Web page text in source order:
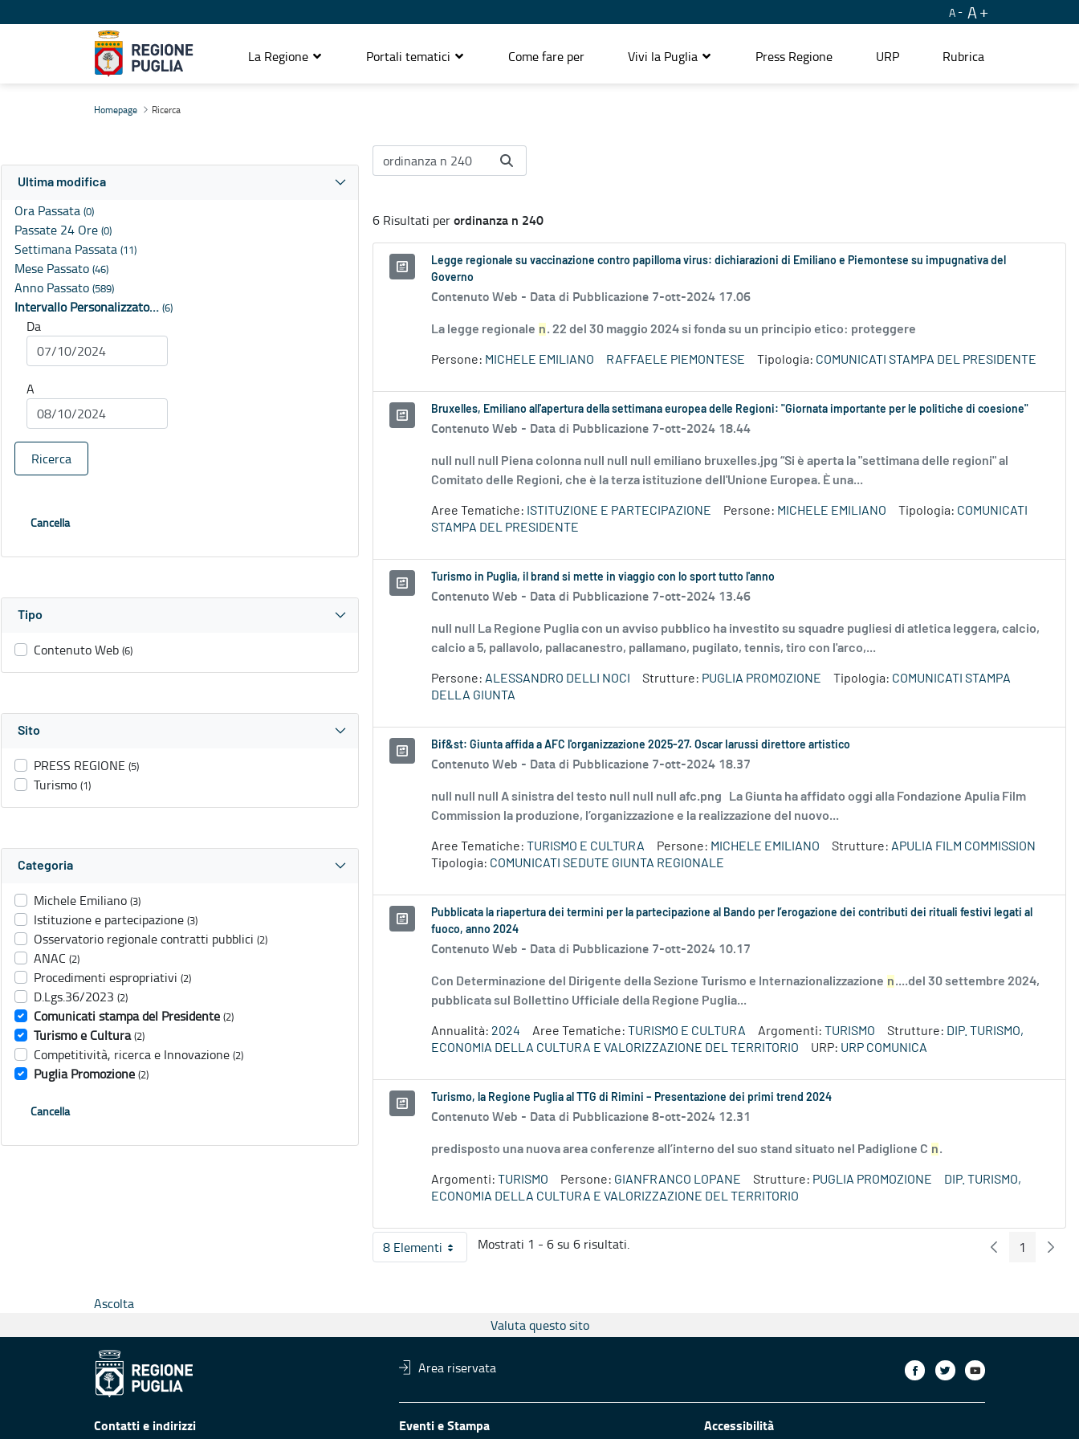
A A
La Regione Portali tematici Come fare per Vivi la Puglia Press Regione URP Rubrica
Homepage Ricerca
Ultima modifica
Ora Passata (0)
Passate 24 Ore (0)
Settimana Passata (11)
Mese Passato (46)
Anno Passato (589)
Intervallo Personalizzato… (6)
Da
A
Ricerca
Cancella
Tipo
Contenuto Web (6)
Sito
PRESS REGIONE (5)
Turismo (1)
Categoria
Michele Emiliano (3)
Istituzione e partecipazione (3)
Osservatorio regionale contratti pubblici (2)
ANAC (2)
Procedimenti espropriativi (2)
D.Lgs.36/2023 (2)
Comunicati stampa del Presidente (2)
Turismo e Cultura (2)
Competitività, ricerca e Innovazione (2)
Puglia Promozione (2)
Cancella
6 Risultati perordinanza n 240
Legge regionale su vaccinazione contro papilloma virus: dichiarazioni di Emiliano e Piemontese su impugnativa del
Governo
Contenuto Web - Data di Pubblicazione 7-ott-2024 17.06
La legge regionale n. 22 del 30 maggio 2024 si fonda su un principio etico: proteggere
Persone: MICHELE EMILIANO RAFFAELE PIEMONTESE Tipologia: COMUNICATI STAMPA DEL PRESIDENTE
Bruxelles, Emiliano all'apertura della settimana europea delle Regioni: "Giornata importante per le politiche di coesione"
Contenuto Web - Data di Pubblicazione 7-ott-2024 18.44
null null null Piena colonna null null null emiliano bruxelles.jpg “Si è aperta la "settimana delle regioni" al
Comitato delle Regioni, che è la terza istituzione dell'Unione Europea. È una...
Aree Tematiche: ISTITUZIONE E PARTECIPAZIONE Persone: MICHELE EMILIANO Tipologia: COMUNICATI
STAMPA DEL PRESIDENTE
Turismo in Puglia, il brand si mette in viaggio con lo sport tutto l'anno
Contenuto Web - Data di Pubblicazione 7-ott-2024 13.46
null null La Regione Puglia con un avviso pubblico ha investito su squadre pugliesi di atletica leggera, calcio,
calcio a 5, pallavolo, pallacanestro, pallamano, pugilato, tennis, tiro con l'arco,...
Persone: ALESSANDRO DELLI NOCI Strutture: PUGLIA PROMOZIONE Tipologia: COMUNICATI STAMPA
DELLA GIUNTA
Bif&st: Giunta affida a AFC l'organizzazione 2025-27. Oscar Iarussi direttore artistico
Contenuto Web - Data di Pubblicazione 7-ott-2024 18.37
null null null A sinistra del testo null null null afc.png La Giunta ha affidato oggi alla Fondazione Apulia Film
Commission la produzione, l’organizzazione e la realizzazione del nuovo...
Aree Tematiche: TURISMO E CULTURA Persone: MICHELE EMILIANO Strutture: APULIA FILM COMMISSION
Tipologia: COMUNICATI SEDUTE GIUNTA REGIONALE
Pubblicata la riapertura dei termini per la partecipazione al Bando per l’erogazione dei contributi dei rituali festivi legati al
fuoco, anno 2024
Contenuto Web - Data di Pubblicazione 7-ott-2024 10.17
Con Determinazione del Dirigente della Sezione Turismo e Internazionalizzazione n....del 30 settembre 2024,
pubblicata sul Bollettino Ufficiale della Regione Puglia...
Annualità: 2024 Aree Tematiche: TURISMO E CULTURA Argomenti: TURISMO Strutture: DIP. TURISMO,
ECONOMIA DELLA CULTURA E VALORIZZAZIONE DEL TERRITORIO
URP: URP COMUNICA
Turismo, la Regione Puglia al TTG di Rimini – Presentazione dei primi trend 2024
Contenuto Web - Data di Pubblicazione 8-ott-2024 12.31
predisposto una nuova area conferenze all’interno del suo stand situato nel Padiglione C n.
Argomenti: TURISMO Persone: GIANFRANCO LOPANE Strutture: PUGLIA PROMOZIONE
DIP. TURISMO,
ECONOMIA DELLA CULTURA E VALORIZZAZIONE DEL TERRITORIO
8 ElementiPer pagina
Mostrati 1 - 6 su 6 risultati. PaginaPagina
1
Ascolta
Valuta questo sito
Area riservata
Contatti e indirizzi Eventi e Stampa Accessibilità